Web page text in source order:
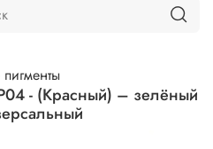
- (Красный) – зелёный